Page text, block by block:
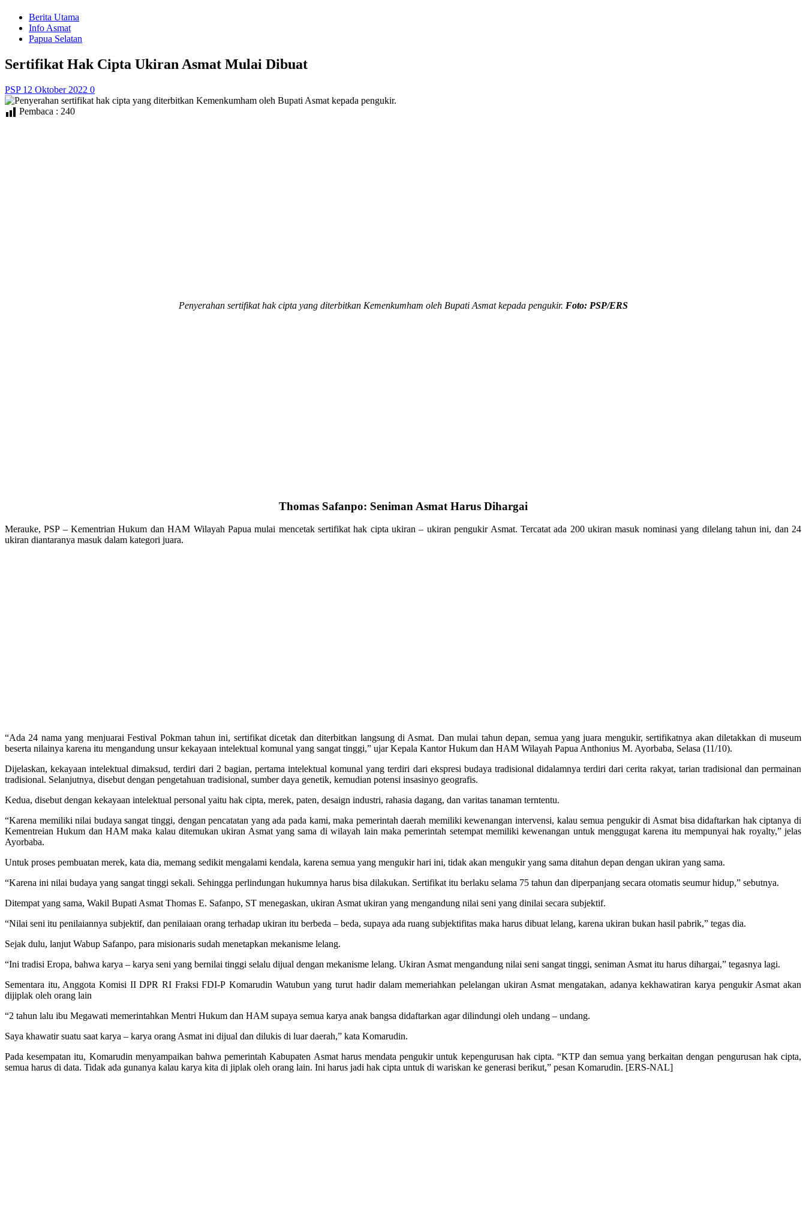
Berita Utama
Info Asmat
Papua Selatan
Sertifikat Hak Cipta Ukiran Asmat Mulai Dibuat
PSP 12 Oktober 2022 0
Pembaca : 240
Penyerahan sertifikat hak cipta yang diterbitkan Kemenkumham oleh Bupati Asmat kepada pengukir. Foto: PSP/ERS
Thomas Safanpo: Seniman Asmat Harus Dihargai
Merauke, PSP – Kementrian Hukum dan HAM Wilayah Papua mulai mencetak sertifikat hak cipta ukiran – ukiran pengukir Asmat. Tercatat ada 200 ukiran masuk nominasi yang dilelang tahun ini, dan 24
ukiran diantaranya masuk dalam kategori juara.
“Ada 24 nama yang menjuarai Festival Pokman tahun ini, sertifikat dicetak dan diterbitkan langsung di Asmat. Dan mulai tahun depan, semua yang juara mengukir, sertifikatnya akan diletakkan di museum
beserta nilainya karena itu mengandung unsur kekayaan intelektual komunal yang sangat tinggi,” ujar Kepala Kantor Hukum dan HAM Wilayah Papua Anthonius M. Ayorbaba, Selasa (11/10).
Dijelaskan, kekayaan intelektual dimaksud, terdiri dari 2 bagian, pertama intelektual komunal yang terdiri dari ekspresi budaya tradisional didalamnya terdiri dari cerita rakyat, tarian tradisional dan permainan
tradisional. Selanjutnya, disebut dengan pengetahuan tradisional, sumber daya genetik, kemudian potensi insasinyo geografis.
Kedua, disebut dengan kekayaan intelektual personal yaitu hak cipta, merek, paten, desaign industri, rahasia dagang, dan varitas tanaman terntentu.
“Karena memiliki nilai budaya sangat tinggi, dengan pencatatan yang ada pada kami, maka pemerintah daerah memiliki kewenangan intervensi, kalau semua pengukir di Asmat bisa didaftarkan hak ciptanya di
Kementreian Hukum dan HAM maka kalau ditemukan ukiran Asmat yang sama di wilayah lain maka pemerintah setempat memiliki kewenangan untuk menggugat karena itu mempunyai hak royalty,” jelas
Ayorbaba.
Untuk proses pembuatan merek, kata dia, memang sedikit mengalami kendala, karena semua yang mengukir hari ini, tidak akan mengukir yang sama ditahun depan dengan ukiran yang sama.
“Karena ini nilai budaya yang sangat tinggi sekali. Sehingga perlindungan hukumnya harus bisa dilakukan. Sertifikat itu berlaku selama 75 tahun dan diperpanjang secara otomatis seumur hidup,” sebutnya.
Ditempat yang sama, Wakil Bupati Asmat Thomas E. Safanpo, ST menegaskan, ukiran Asmat ukiran yang mengandung nilai seni yang dinilai secara subjektif.
“Nilai seni itu penilaiannya subjektif, dan penilaiaan orang terhadap ukiran itu berbeda – beda, supaya ada ruang subjektifitas maka harus dibuat lelang, karena ukiran bukan hasil pabrik,” tegas dia.
Sejak dulu, lanjut Wabup Safanpo, para misionaris sudah menetapkan mekanisme lelang.
“Ini tradisi Eropa, bahwa karya – karya seni yang bernilai tinggi selalu dijual dengan mekanisme lelang. Ukiran Asmat mengandung nilai seni sangat tinggi, seniman Asmat itu harus dihargai,” tegasnya lagi.
Sementara itu, Anggota Komisi II DPR RI Fraksi FDI-P Komarudin Watubun yang turut hadir dalam memeriahkan pelelangan ukiran Asmat mengatakan, adanya kekhawatiran karya pengukir Asmat akan
dijiplak oleh orang lain
“2 tahun lalu ibu Megawati memerintahkan Mentri Hukum dan HAM supaya semua karya anak bangsa didaftarkan agar dilindungi oleh undang – undang.
Saya khawatir suatu saat karya – karya orang Asmat ini dijual dan dilukis di luar daerah,” kata Komarudin.
Pada kesempatan itu, Komarudin menyampaikan bahwa pemerintah Kabupaten Asmat harus mendata pengukir untuk kepengurusan hak cipta. “KTP dan semua yang berkaitan dengan pengurusan hak cipta,
semua harus di data. Tidak ada gunanya kalau karya kita di jiplak oleh orang lain. Ini harus jadi hak cipta untuk di wariskan ke generasi berikut,” pesan Komarudin. [ERS-NAL]